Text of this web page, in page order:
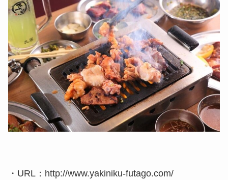
・URL：http://www.yakiniku-futago.com/